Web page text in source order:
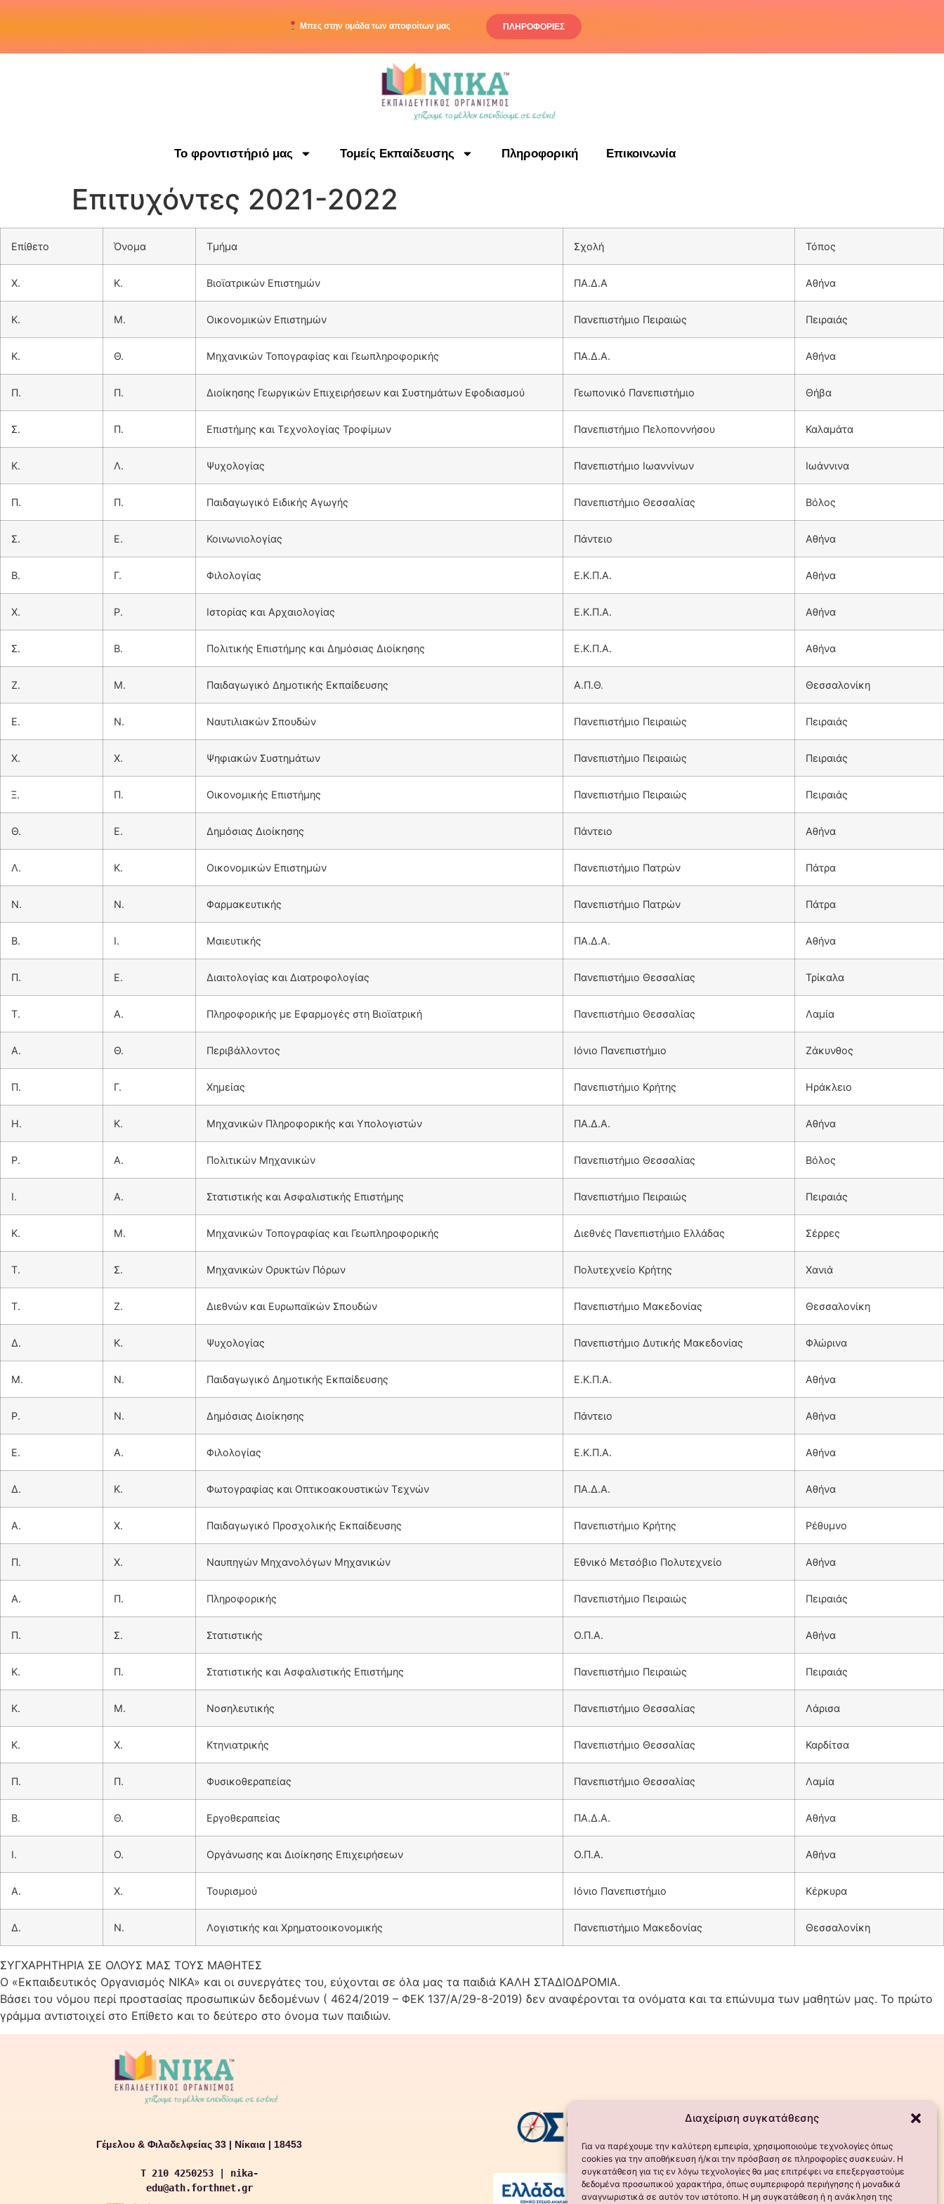
Διαχείριση συγκατάθεσης
Για να παρέχουμε την καλύτερη εμπειρία, χρησιμοποιούμε τεχνολογίες όπως
cookies για την αποθήκευση ή/και την πρόσβαση σε πληροφορίες συσκευών. Η
συγκατάθεση για τις εν λόγω τεχνολογίες θα μας επιτρέψει να επεξεργαστούμε
δεδομένα προσωπικού χαρακτήρα, όπως συμπεριφορά περιήγησης ή μοναδικά
αναγνωριστικά σε αυτόν τον ιστότοπο. Η μη συγκατάθεση ή η ανάκληση της
Μπες στην ομάδα των αποφοίτων μας ΠΛΗΡΟΦΟΡΙΕΣ
Το φροντιστήριό μας Τομείς Εκπαίδευσης Πληροφορική Επικοινωνία
Επιτυχόντες 2021-2022
Επίθετο Όνομα Τμήμα Σχολή Τόπος
Χ. Κ. Βιοϊατρικών Επιστημών ΠΑ.Δ.Α Αθήνα
Κ. Μ. Οικονομικών Επιστημών Πανεπιστήμιο Πειραιώς Πειραιάς
Κ. Θ. Μηχανικών Τοπογραφίας και Γεωπληροφορικής ΠΑ.Δ.Α. Αθήνα
Π. Π. Διοίκησης Γεωργικών Επιχειρήσεων και Συστημάτων Εφοδιασμού Γεωπονικό Πανεπιστήμιο Θήβα
Σ. Π. Επιστήμης και Τεχνολογίας Τροφίμων Πανεπιστήμιο Πελοποννήσου Καλαμάτα
Κ. Λ. Ψυχολογίας Πανεπιστήμιο Ιωαννίνων Ιωάννινα
Π. Π. Παιδαγωγικό Ειδικής Αγωγής Πανεπιστήμιο Θεσσαλίας Βόλος
Σ. Ε. Κοινωνιολογίας Πάντειο Αθήνα
Β. Γ. Φιλολογίας Ε.Κ.Π.Α. Αθήνα
Χ. Ρ. Ιστορίας και Αρχαιολογίας Ε.Κ.Π.Α. Αθήνα
Σ. Β. Πολιτικής Επιστήμης και Δημόσιας Διοίκησης Ε.Κ.Π.Α. Αθήνα
Ζ. Μ. Παιδαγωγικό Δημοτικής Εκπαίδευσης Α.Π.Θ. Θεσσαλονίκη
Ε. Ν. Ναυτιλιακών Σπουδών Πανεπιστήμιο Πειραιώς Πειραιάς
Χ. Χ. Ψηφιακών Συστημάτων Πανεπιστήμιο Πειραιώς Πειραιάς
Ξ. Π. Οικονομικής Επιστήμης Πανεπιστήμιο Πειραιώς Πειραιάς
Θ. Ε. Δημόσιας Διοίκησης Πάντειο Αθήνα
Λ. Κ. Οικονομικών Επιστημών Πανεπιστήμιο Πατρών Πάτρα
Ν. Ν. Φαρμακευτικής Πανεπιστήμιο Πατρών Πάτρα
Β. Ι. Μαιευτικής ΠΑ.Δ.Α. Αθήνα
Π. Ε. Διαιτολογίας και Διατροφολογίας Πανεπιστήμιο Θεσσαλίας Τρίκαλα
Τ. Α. Πληροφορικής με Εφαρμογές στη Βιοϊατρική Πανεπιστήμιο Θεσσαλίας Λαμία
Α. Θ. Περιβάλλοντος Ιόνιο Πανεπιστήμιο Ζάκυνθος
Π. Γ. Χημείας Πανεπιστήμιο Κρήτης Ηράκλειο
Η. Κ. Μηχανικών Πληροφορικής και Υπολογιστών ΠΑ.Δ.Α. Αθήνα
Ρ. Α. Πολιτικών Μηχανικών Πανεπιστήμιο Θεσσαλίας Βόλος
Ι. Α. Στατιστικής και Ασφαλιστικής Επιστήμης Πανεπιστήμιο Πειραιώς Πειραιάς
Κ. Μ. Μηχανικών Τοπογραφίας και Γεωπληροφορικής Διεθνές Πανεπιστήμιο Ελλάδας Σέρρες
Τ. Σ. Μηχανικών Ορυκτών Πόρων Πολυτεχνείο Κρήτης Χανιά
Τ. Ζ. Διεθνών και Ευρωπαϊκών Σπουδών Πανεπιστήμιο Μακεδονίας Θεσσαλονίκη
Δ. Κ. Ψυχολογίας Πανεπιστήμιο Δυτικής Μακεδονίας Φλώρινα
M. Ν. Παιδαγωγικό Δημοτικής Εκπαίδευσης Ε.Κ.Π.Α. Αθήνα
P. Ν. Δημόσιας Διοίκησης Πάντειο Αθήνα
E. Α. Φιλολογίας Ε.Κ.Π.Α. Αθήνα
Δ. Κ. Φωτογραφίας και Οπτικοακουστικών Τεχνών ΠΑ.Δ.Α. Αθήνα
Α. Χ. Παιδαγωγικό Προσχολικής Εκπαίδευσης Πανεπιστήμιο Κρήτης Ρέθυμνο
Π. Χ. Ναυπηγών Μηχανολόγων Μηχανικών Εθνικό Μετσόβιο Πολυτεχνείο Αθήνα
Α. Π. Πληροφορικής Πανεπιστήμιο Πειραιώς Πειραιάς
Π. Σ. Στατιστικής Ο.Π.Α. Αθήνα
Κ. Π. Στατιστικής και Ασφαλιστικής Επιστήμης Πανεπιστήμιο Πειραιώς Πειραιάς
Κ. Μ. Νοσηλευτικής Πανεπιστήμιο Θεσσαλίας Λάρισα
Κ. Χ. Κτηνιατρικής Πανεπιστήμιο Θεσσαλίας Καρδίτσα
Π. Π. Φυσικοθεραπείας Πανεπιστήμιο Θεσσαλίας Λαμία
Β. Θ. Εργοθεραπείας ΠΑ.Δ.Α. Αθήνα
Ι. Ο. Οργάνωσης και Διοίκησης Επιχειρήσεων Ο.Π.Α. Αθήνα
Α. Χ. Τουρισμού Ιόνιο Πανεπιστήμιο Κέρκυρα
Δ. Ν. Λογιστικής και Χρηματοοικονομικής Πανεπιστήμιο Μακεδονίας Θεσσαλονίκη
ΣΥΓΧΑΡΗΤΗΡΙΑ ΣΕ ΟΛΟΥΣ ΜΑΣ ΤΟΥΣ ΜΑΘΗΤΕΣ
Ο «Εκπαιδευτικός Οργανισμός ΝΙΚΑ» και οι συνεργάτες του, εύχονται σε όλα μας τα παιδιά ΚΑΛΗ ΣΤΑΔΙΟΔΡΟΜΙΑ.
Βάσει του νόμου περί προστασίας προσωπικών δεδομένων ( 4624/2019 – ΦΕΚ 137/Α/29-8-2019) δεν αναφέρονται τα ονόματα και τα επώνυμα των μαθητών μας. Το πρώτο
γράμμα αντιστοιχεί στο Επίθετο και το δεύτερο στο όνομα των παιδιών.
Γέμελου & Φιλαδελφείας 33 | Νίκαια | 18453
T 210 4250253 | nika-
edu@ath.forthnet.gr